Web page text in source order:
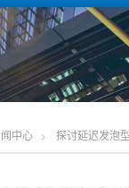
中心 探讨延迟发泡